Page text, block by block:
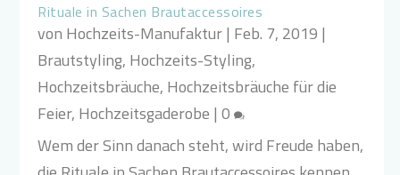
Rituale in Sachen Brautaccessoires
von Hochzeits-Manufaktur| Feb. 7, 2019 |
Brautstyling, Hochzeits-Styling,
Hochzeitsbräuche, Hochzeitsbräuche für die
Feier, Hochzeitsgaderobe |0
Wem der Sinn danach steht, wird Freude haben,